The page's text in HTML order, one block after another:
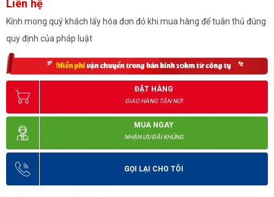
Liên hệ
Kính mong quý khách lấy hóa đơn đỏ khi mua hàng để tuân thủ đúng
quy định của pháp luật
ĐẶT HÀNG
GIAO HÀNG TẬN NƠI
MUA NGAY
NHẬN ƯU ĐÃI KHỦNG
GỌI LẠI CHO TÔI